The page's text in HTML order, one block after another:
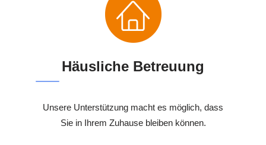
Häusliche Betreuung
Unsere Unterstützung macht es möglich, dass
Sie in Ihrem Zuhause bleiben können.